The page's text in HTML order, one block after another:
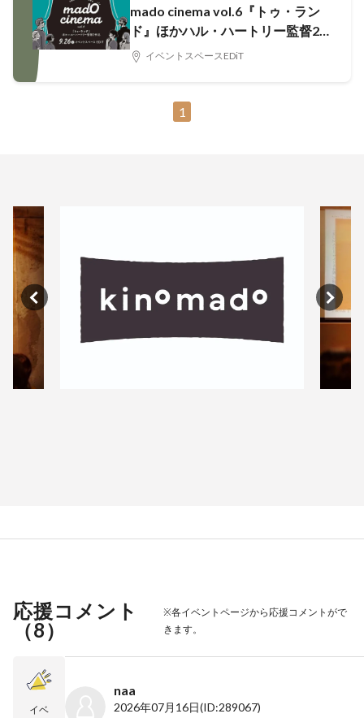
mado cinema vol.6『トゥ・ラン
ド』ほかハル・ハートリー監督2
作品イベントスペースEDiT
1
応援コメント
（8）
※各イベントページから応援コメントがで
きます。
イベ
naa
2026年07月16日(ID:289067)